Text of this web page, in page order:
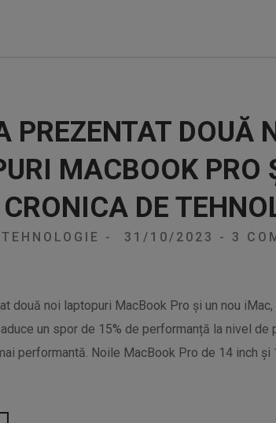
PREZENTAT DOUĂ
MACBOOK PRO
DE
- 31/10/2023 - 3
două noi laptopuri MacBook Pro și un nou
un spor de 15% de performanță la nivel
performantă. Noile MacBook Pro de 14 inch și